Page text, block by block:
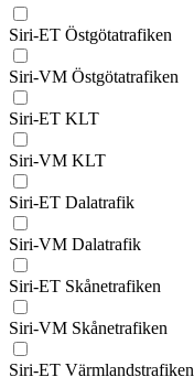
Siri-ET Östgötatrafiken
Siri-VM Östgötatrafiken
Siri-ET KLT
Siri-VM KLT
Siri-ET Dalatrafik
Siri-VM Dalatrafik
Siri-ET Skånetrafiken
Siri-VM Skånetrafiken
Siri-ET Värmlandstrafiken